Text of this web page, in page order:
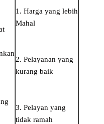
1. Harga yang lebih
Mahal
2. Pelayanan yang
kurang baik
3. Pelayan yang
tidak ramah